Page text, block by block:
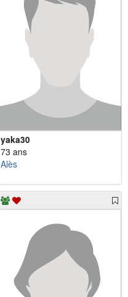
yaka30
73 ans
Alès